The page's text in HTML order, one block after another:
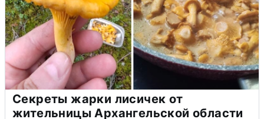
Секреты жарки лисичек от
жительницы Архангельской области